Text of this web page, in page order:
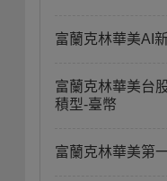
富蘭克林華美AI
富蘭克林華美台
積型-臺幣
富蘭克林華美第